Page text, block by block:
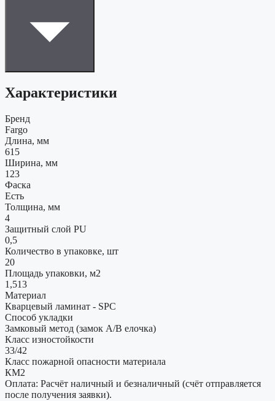
Характеристики
Бренд
Fargo
Длина, мм
615
Ширина, мм
123
Фаска
Есть
Толщина, мм
4
Защитный слой PU
0,5
Количество в упаковке, шт
20
Площадь упаковки, м2
1,513
Материал
Кварцевый ламинат - SPC
Способ укладки
Замковый метод (замок А/В елочка)
Класс изностойкости
33/42
Класс пожарной опасности материала
КМ2
Оплата: Расчёт наличный и безналичный (счёт отправляется
после получения заявки).